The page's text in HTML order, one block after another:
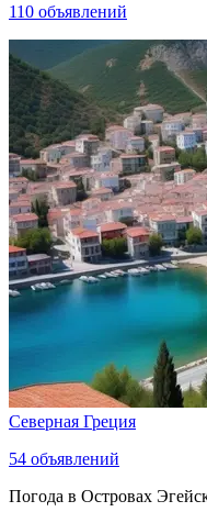
110 объявлений
Северная Греция
54 объявлений
Погода в Островах